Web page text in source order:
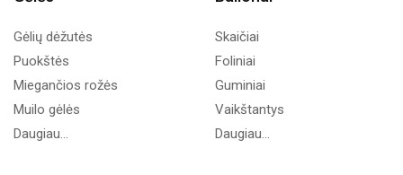
Gėlių dėžutės
Puokštės
Miegančios rožės
Muilo gėlės
Daugiau...
Skaičiai
Foliniai
Guminiai
Vaikštantys
Daugiau...